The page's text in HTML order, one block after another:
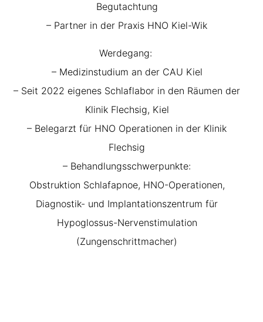
Begutachtung
– Partner in der Praxis HNO Kiel-Wik
Werdegang:
– Medizinstudium an der CAU Kiel
– Seit 2022 eigenes Schlaflabor in den Räumen der
Klinik Flechsig, Kiel
– Belegarzt für HNO Operationen in der Klinik
Flechsig
– Behandlungsschwerpunkte:
Obstruktion Schlafapnoe, HNO-Operationen,
Diagnostik- und Implantationszentrum für
Hypoglossus-Nervenstimulation
(Zungenschrittmacher)